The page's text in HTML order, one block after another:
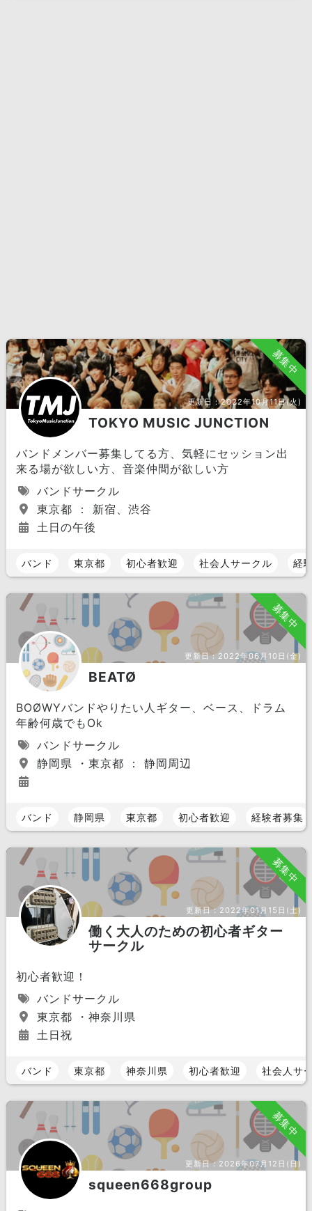
募集中
更新日：2022年10月11日(火)
TOKYO MUSIC JUNCTION
バンドメンバー募集してる方、気軽にセッション出
来る場が欲しい方、音楽仲間が欲しい方
バンドサークル
東京都 ： 新宿、渋谷
土日の午後
バンド 東京都 初心者歓迎 社会人サークル 経
募集中
更新日： 2022年06月10日(金)
BEATØ
BOØWYバンドやりたい人ギター、ベース、ドラム
年齢何歳でもOk
バンドサークル
静岡県 ・東京都 ： 静岡周辺
バンド 静岡県 東京都 初心者歓迎 経験者募集
募集中
更新日： 2022年01月15日(土)
働く大人のための初心者ギター
サークル
初心者歓迎！
バンドサークル
東京都 ・神奈川県
土日祝
バンド 東京都 神奈川県 初心者歓迎 社会人サ
募集中
更新日： 2026年07月12日(日)
squeen668group